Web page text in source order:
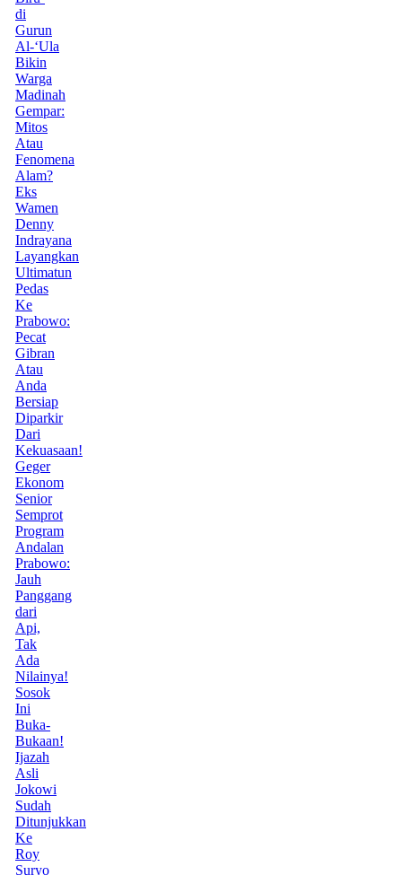
di
Gurun
Al-‘Ula
Bikin
Warga
Madinah
Gempar:
Mitos
Atau
Fenomena
Alam?
Eks
Wamen
Denny
Indrayana
Layangkan
Ultimatun
Pedas
Ke
Prabowo:
Pecat
Gibran
Atau
Anda
Bersiap
Diparkir
Dari
Kekuasaan!
Geger
Ekonom
Senior
Semprot
Program
Andalan
Prabowo:
Jauh
Panggang
dari
Api,
Tak
Ada
Nilainya!
Sosok
Ini
Buka-
Bukaan!
Ijazah
Asli
Jokowi
Sudah
Ditunjukkan
Ke
Roy
Suryo